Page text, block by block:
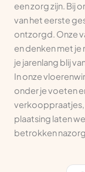
een zorg zijn. Bij
van het eerste
ontzorgd. Onze
en denken met
je jarenlang blij
In onze
onder je voeten
verkooppraatjes,
plaatsing laten
betrokken